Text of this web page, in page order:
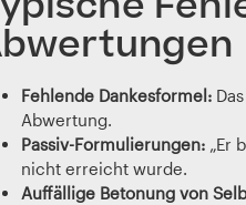
Fehlende Dankesformel:Das
Abwertung.
Passiv-Formulierungen:„Er
nicht erreicht wurde.
Auffällige Betonung von